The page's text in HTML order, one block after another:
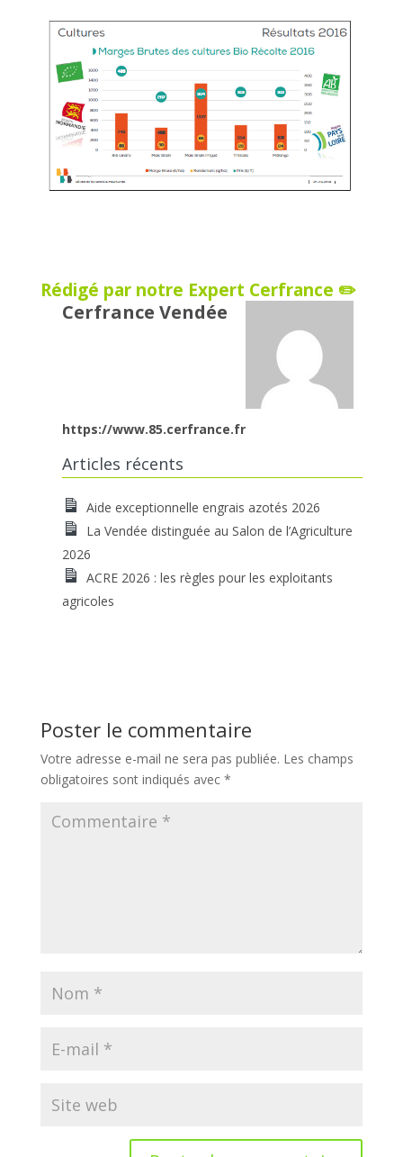
Rédigé par notre Expert Cerfrance ✏️
Cerfrance Vendée
https://www.85.cerfrance.fr
Articles récents
Aide exceptionnelle engrais azotés 2026
La Vendée distinguée au Salon de l’Agriculture
2026
ACRE 2026 : les règles pour les exploitants
agricoles
Poster le commentaire
Votre adresse e-mail ne sera pas publiée. Les champs
obligatoires sont indiqués avec *